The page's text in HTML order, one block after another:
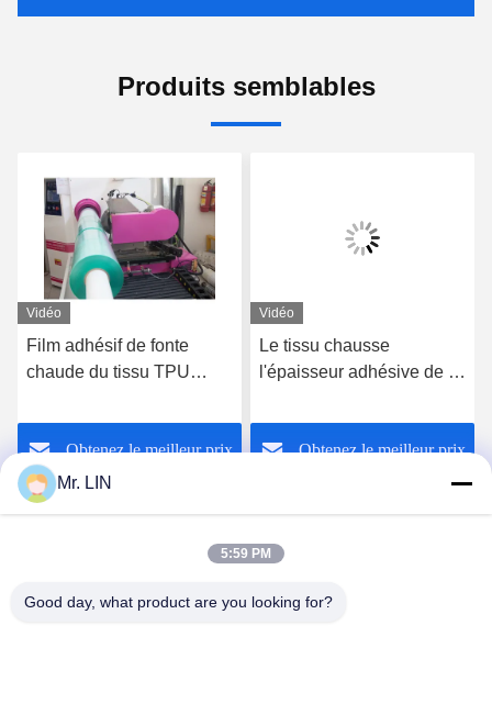
Produits semblables
Vidéo
Film adhésif de fonte
chaude du tissu TPU
Microfiber
Obtenez le meilleur prix
Vidéo
Le tissu chausse
l'épaisseur adhésive de la
0.15cm de TPU avec le
transporteur de film de PE
Obtenez le meilleur prix
Guangdong Jinhonghai New Material
Mr. LIN
5:59 PM
Good day, what product are you looking for?